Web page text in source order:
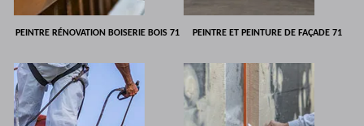
PEINTRE RÉNOVATION BOISERIE BOIS 71 PEINTRE ET PEINTURE DE FAÇADE 71